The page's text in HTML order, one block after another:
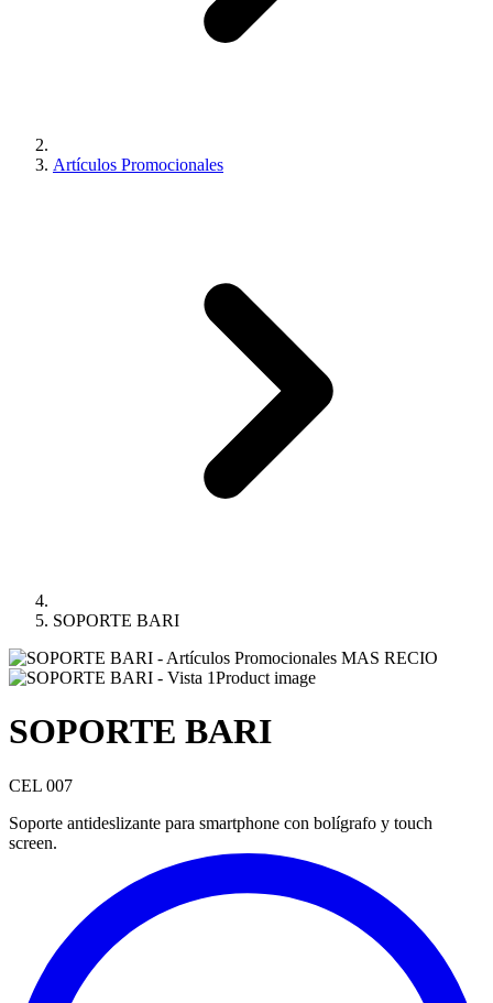
Artículos Promocionales
SOPORTE BARI
Product image
SOPORTE BARI
CEL 007
Soporte antideslizante para smartphone con bolígrafo y touch
screen.